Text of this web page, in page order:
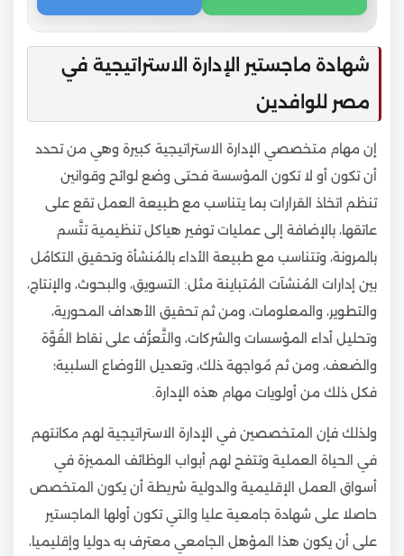
شهادة ماجستير الإدارة الاستراتيجية في
مصر للوافدين
إن مهام متخصصي الإدارة الاستراتيجية كبيرة وهي من تحدد
أن تكون أو لا تكون المؤسسة فحتى وضع لوائح وقوانين
تنظم اتخاذ القرارات بما يتناسب مع طبيعة العمل تقع على
عاتقها، بالإضافة إلى عمليات توفير هياكل تنظيمية تتَّسم
بالمرونة، وتتناسب مع طبيعة الأداء بالمُنشأة وتحقيق التكامُل
بين إدارات المُنشآت المُتباينة مثل: التسويق، والبحوث، والإنتاج،
والتطوير، والمعلومات، ومن ثم تحقيق الأهداف المحورية،
وتحليل أداء المؤسسات والشركات، والتَّعرُّف على نقاط القُوَّة
والضعف، ومن ثم مُواجهة ذلك، وتعديل الأوضاع السلبية؛
فكل ذلك من أولويات مهام هذه الإدارة.
ولذلك فإن المتخصصين في الإدارة الاستراتيجية لهم مكانتهم
في الحياة العملية وتتفح لهم أبواب الوظائف المميزة في
أسواق العمل الإقليمية والدولية شريطة أن يكون المتخصص
حاصلا على شهادة جامعية عليا والتي تكون أولها الماجستير
على أن يكون هذا المؤهل الجامعي معترف به دوليا وإقليميا،